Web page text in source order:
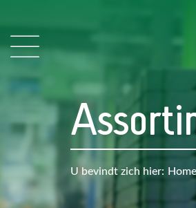
U bevindt zich hier: Home